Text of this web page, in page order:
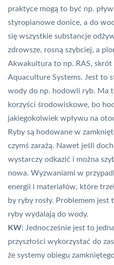
praktyce mogą to być np.
styropianowe donice, a do
się wszystkie substancje
zdrowsze, rosną szybciej, a
Akwakultura to np. RAS, skrót
Aquaculture Systems. Jest to
wody do np. hodowli ryb. Ma
korzyści środowiskowe, bo
jakiegokolwiek wpływu na
Ryby są hodowane w
czymś zarażą. Nawet jeśli
wystarczy odkazić i można
nowa. Wyzwaniami w
energii i materiałów, które
by ryby rosły. Problemem jest
ryby wydalają do wody.
KW: Jednocześnie jest to
przyszłości wykorzystać do
że systemy obiegu